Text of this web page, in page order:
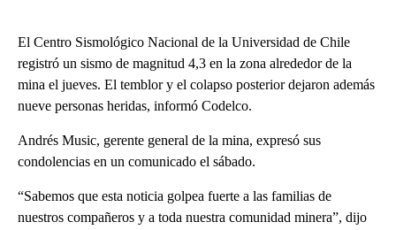
El Centro Sismológico Nacional de la Universidad de Chile
registró un sismo de magnitud 4,3 en la zona alrededor de la
mina el jueves. El temblor y el colapso posterior dejaron además
nueve personas heridas, informó Codelco.
Andrés Music, gerente general de la mina, expresó sus
condolencias en un comunicado el sábado.
“Sabemos que esta noticia golpea fuerte a las familias de
nuestros compañeros y a toda nuestra comunidad minera”, dijo